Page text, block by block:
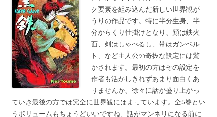
ク要素を組み込んだ新しい世界観が
うりの作品です。特に半分生身、半
分からくり仕掛けとなり、顔は鉄火
面、剣はしゃべるし、帯はガンベル
ト、など主人公の奇抜な設定には驚
かされます。最初の方はその設定を
作者も活かしきれずあまり面白くあ
りませんが、徐々に話が盛り上がっ
ていき最後の方では完全に世界観にはまっています。全5巻とい
うボリュームもちょうどいいですね、話がマンネリになる前に